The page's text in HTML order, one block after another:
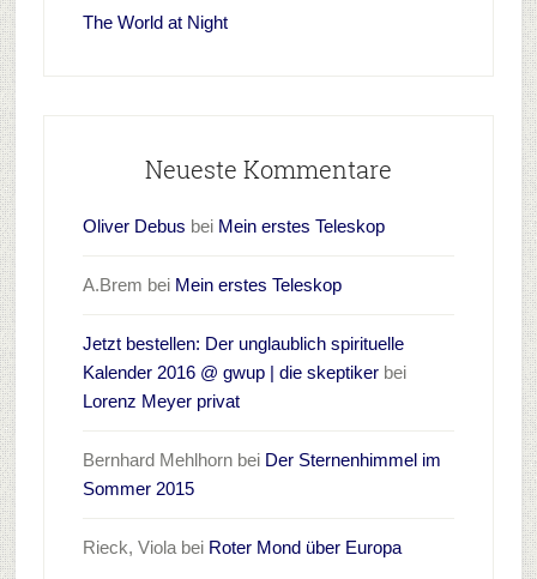
The World at Night
Neueste Kommentare
Oliver Debus bei Mein erstes Teleskop
A.Brem bei Mein erstes Teleskop
Jetzt bestellen: Der unglaublich spirituelle
Kalender 2016 @ gwup | die skeptikerbei
Lorenz Meyer privat
Bernhard Mehlhornbei Der Sternenhimmel im
Sommer 2015
Rieck, Violabei Roter Mond über Europa